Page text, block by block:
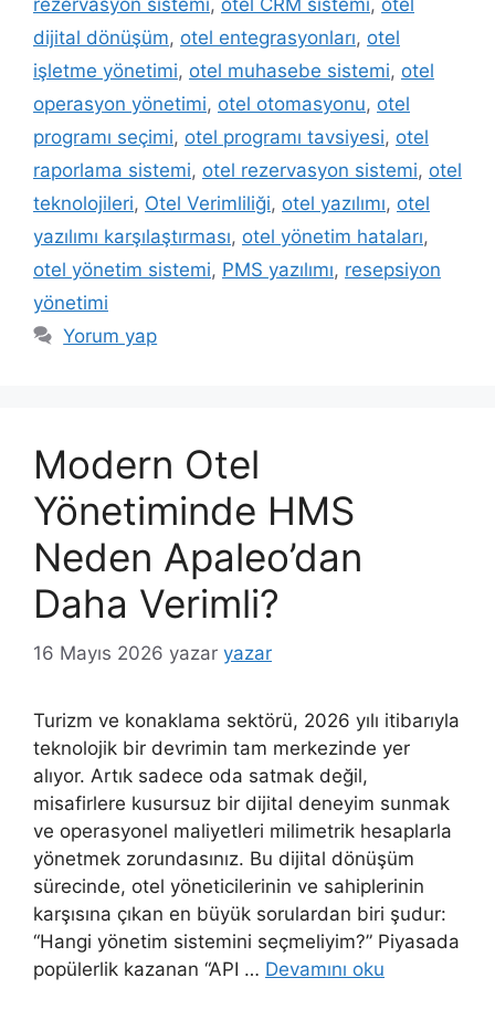
rezervasyon sistemi, otel CRM sistemi, otel
dijital dönüşüm, otel entegrasyonları, otel
işletme yönetimi, otel muhasebe sistemi, otel
operasyon yönetimi, otel otomasyonu, otel
programı seçimi, otel programı tavsiyesi, otel
raporlama sistemi, otel rezervasyon sistemi, otel
teknolojileri, Otel Verimliliği, otel yazılımı, otel
yazılımı karşılaştırması, otel yönetim hataları,
otel yönetim sistemi, PMS yazılımı, resepsiyon
yönetimi
Yorum yap
Modern Otel
Yönetiminde HMS
Neden Apaleo’dan
Daha Verimli?
16 Mayıs 2026 yazar yazar
Turizm ve konaklama sektörü, 2026 yılı itibarıyla
teknolojik bir devrimin tam merkezinde yer
alıyor. Artık sadece oda satmak değil,
misafirlere kusursuz bir dijital deneyim sunmak
ve operasyonel maliyetleri milimetrik hesaplarla
yönetmek zorundasınız. Bu dijital dönüşüm
sürecinde, otel yöneticilerinin ve sahiplerinin
karşısına çıkan en büyük sorulardan biri şudur:
“Hangi yönetim sistemini seçmeliyim?” Piyasada
popülerlik kazanan “API … Devamını oku